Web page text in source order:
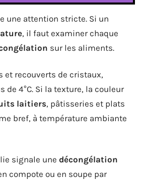
une attention stricte. Si un
, il faut examiner chaque
sur les aliments.
et recouverts de cristaux,
4°C. Si la texture, la couleur
laitiers, pâtisseries et plats
bref, à température ambiante
signale une décongélation
compote ou en soupe par